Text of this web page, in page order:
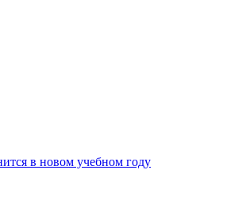
в новом учебном году